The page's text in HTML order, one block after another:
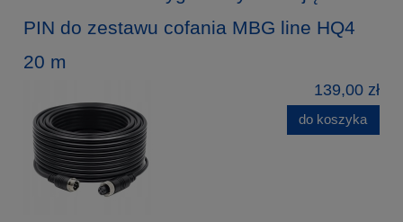
PIN do zestawu cofania MBG line HQ4
20 m
139,00 zł
do koszyka